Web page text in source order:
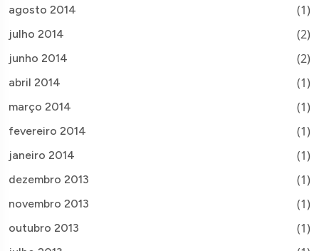
agosto 2014 (1)
julho 2014 (2)
junho 2014 (2)
abril 2014 (1)
março 2014 (1)
fevereiro 2014 (1)
janeiro 2014 (1)
dezembro 2013 (1)
novembro 2013 (1)
outubro 2013 (1)